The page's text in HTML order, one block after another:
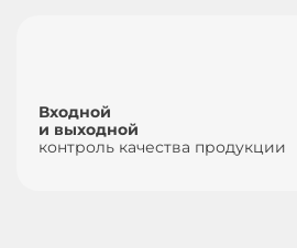
Входной
и выходной
контроль качества продукции